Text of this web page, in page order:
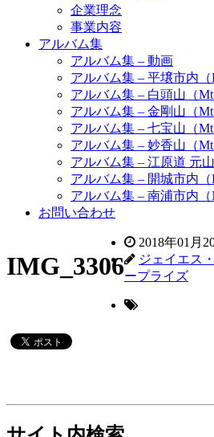
企業理念
事業内容
アルバム集
アルバム集 – 動画
アルバム集 – 平壌市内（
アルバム集 – 白頭山（Mt
アルバム集 – 金剛山（Mt
アルバム集 – 七宝山（Mt
アルバム集 – 妙香山（Mt
アルバム集 – 江原道 元山
アルバム集 – 開城市内（
アルバム集 – 南浦市内（
お問い合わせ
IMG_3306
2018年01月
ジェイエス
ープライズ